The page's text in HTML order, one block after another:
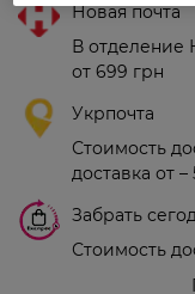
Новая почта
В отделение
от 699 грн
Укрпочта
Стоимость
доставка от –
Забрать
Стоимость